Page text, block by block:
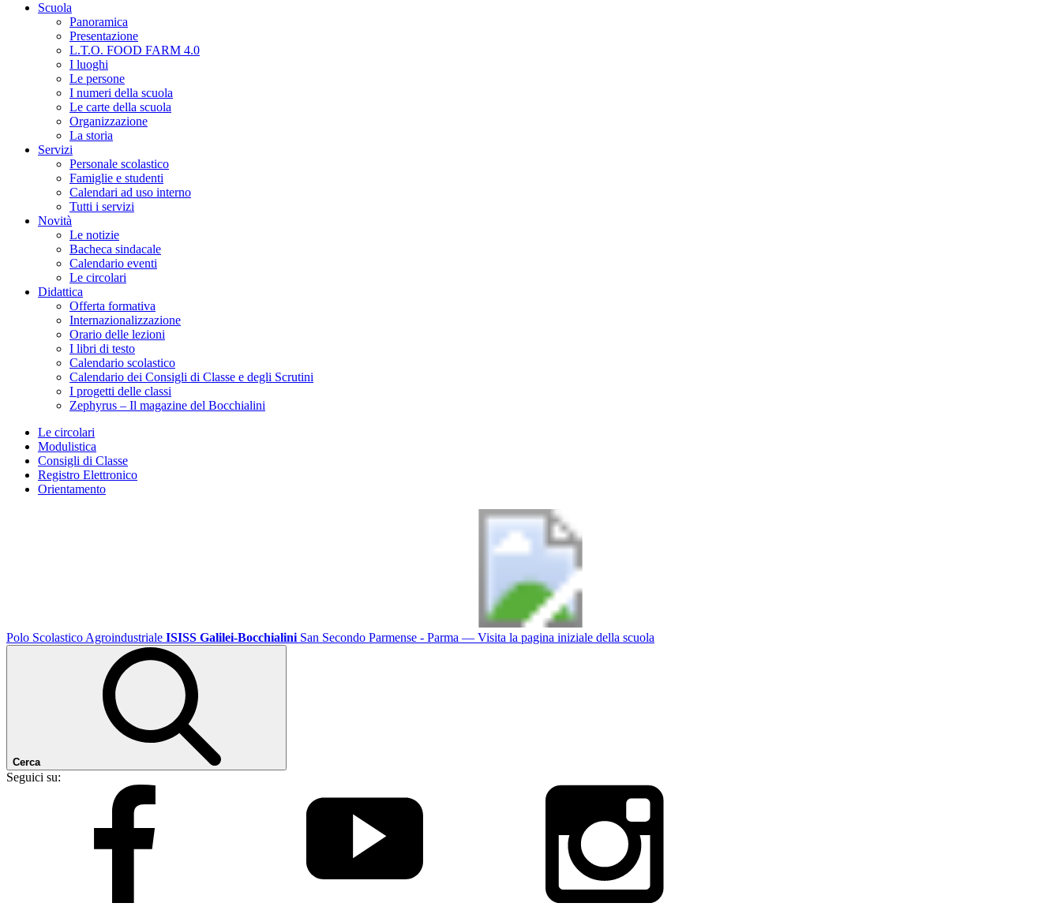
Scuola
Panoramica
Presentazione
L.T.O. FOOD FARM 4.0
I luoghi
Le persone
I numeri della scuola
Le carte della scuola
Organizzazione
La storia
Servizi
Personale scolastico
Famiglie e studenti
Calendari ad uso interno
Tutti i servizi
Novità
Le notizie
Bacheca sindacale
Calendario eventi
Le circolari
Didattica
Offerta formativa
Internazionalizzazione
Orario delle lezioni
I libri di testo
Calendario scolastico
Calendario dei Consigli di Classe e degli Scrutini
I progetti delle classi
Zephyrus – Il magazine del Bocchialini
Le circolari
Modulistica
Consigli di Classe
Registro Elettronico
Orientamento
Polo Scolastico Agroindustriale ISISS Galilei-Bocchialini San Secondo Parmense - Parma — Visita la pagina iniziale della scuola
Cerca
Seguici su: